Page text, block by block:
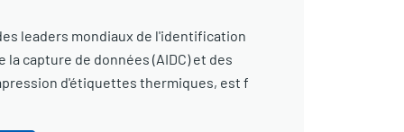
leaders mondiaux de l'identification
la capture de données (AIDC) et des
d'étiquettes thermiques, est f